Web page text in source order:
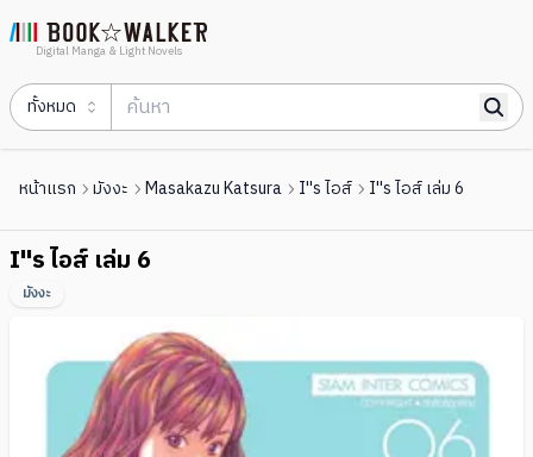
Digital Manga & Light Novels
ทั้งหมด
หน้าแรก มังงะ Masakazu Katsura I''s ไอส์ I''s ไอส์ เล่ม 6
I''s ไอส์ เล่ม 6
มังงะ